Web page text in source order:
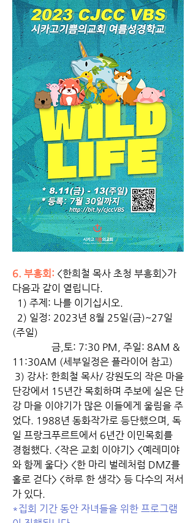
6. 부흥회: <한희철 목사 초청 부흥회>가
다음과 같이 열립니다.
1) 주제: 나를 이기십시오.
2) 일정: 2023년 8월 25일(금)~27일
(주일)
금,토: 7:30 PM, 주일: 8AM &
11:30AM (세부일정은 플라이어 참고)
3) 강사: 한희철 목사/ 강원도의 작은 마을
단강에서 15년간 목회하며 주보에 실은 단
강 마을 이야기가 많은 이들에게 울림을 주
었다. 1988년 동화작가로 등단했으며, 독
일 프랑크푸르트에서 6년간 이민목회를
경험했다. <작은 교회 이야기> <예레미야
와 함께 울다> <한 마리 벌레처럼 DMZ를
홀로 걷다> <하루 한 생각> 등 다수의 저서
가 있다.
*집회 기간 동안 자녀들을 위한 프로그램